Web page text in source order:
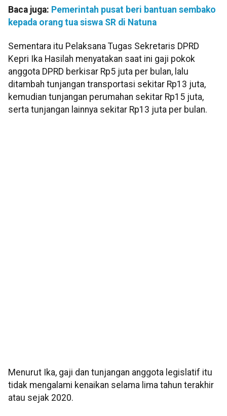
Baca juga: Pemerintah pusat beri bantuan sembako
kepada orang tua siswa SR di Natuna
Sementara itu Pelaksana Tugas Sekretaris DPRD
Kepri Ika Hasilah menyatakan saat ini gaji pokok
anggota DPRD berkisar Rp5 juta per bulan, lalu
ditambah tunjangan transportasi sekitar Rp13 juta,
kemudian tunjangan perumahan sekitar Rp15 juta,
serta tunjangan lainnya sekitar Rp13 juta per bulan.
Menurut Ika, gaji dan tunjangan anggota legislatif itu
tidak mengalami kenaikan selama lima tahun terakhir
atau sejak 2020.